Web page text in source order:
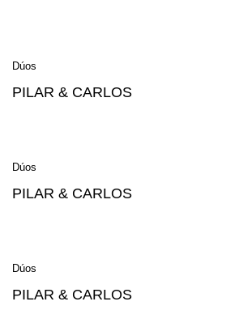
Dúos
PILAR & CARLOS
Dúos
PILAR & CARLOS
Dúos
PILAR & CARLOS